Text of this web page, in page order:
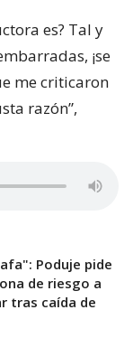
es? Tal y
¡se
me criticaron
razón”,
Poduje pide
de riesgo a
tras caída de